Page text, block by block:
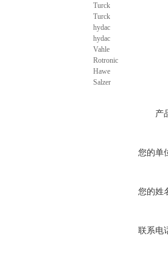
Turck
Turck
hydac
hydac
Vahle
Rotronic
Hawe
Salzer
产
您的单
您的姓
联系电